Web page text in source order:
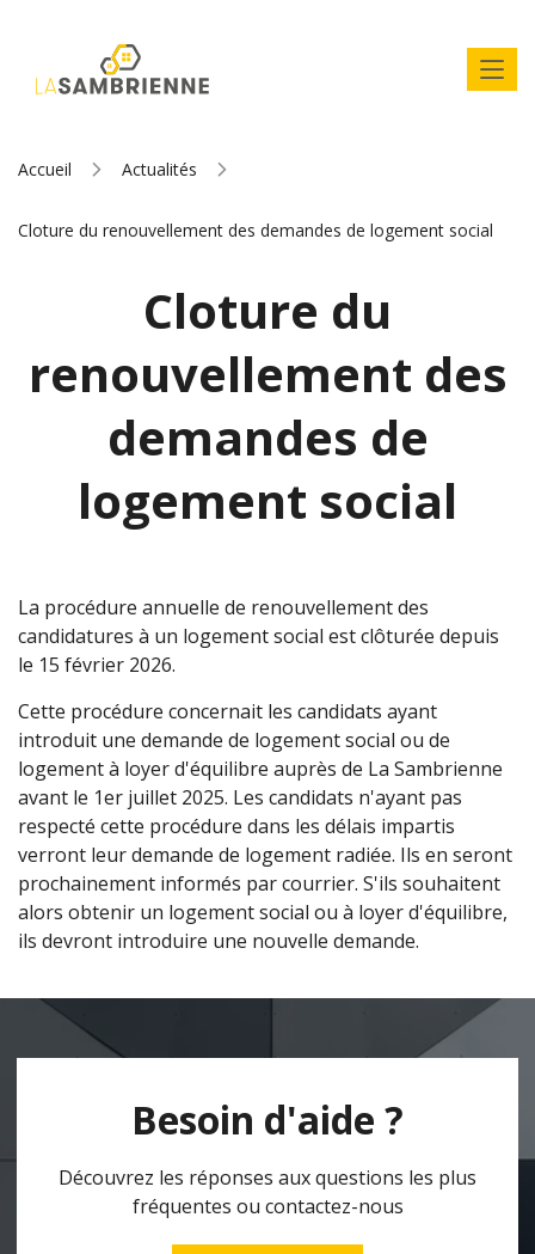
Accueil Actualités
Cloture du renouvellement des demandes de logement social
Cloture du
renouvellement des
demandes de
logement social
La procédure annuelle de renouvellement des
candidatures à un logement social est clôturée depuis
le 15 février 2026.
Cette procédure concernait les candidats ayant
introduit une demande de logement social ou de
logement à loyer d'équilibre auprès de La Sambrienne
avant le 1er juillet 2025. Les candidats n'ayant pas
respecté cette procédure dans les délais impartis
verront leur demande de logement radiée. Ils en seront
prochainement informés par courrier. S'ils souhaitent
alors obtenir un logement social ou à loyer d'équilibre,
ils devront introduire une nouvelle demande.
Besoin d'aide ?
Découvrez les réponses aux questions les plus
fréquentes ou contactez-nous